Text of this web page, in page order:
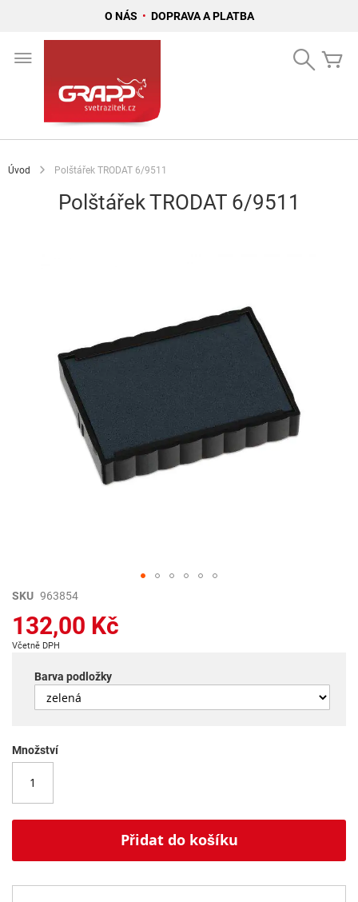
O NÁS • DOPRAVA A PLATBA
Search
Úvod Polštářek TRODAT 6/9511
Polštářek TRODAT 6/9511
Přeskočit
začátek
galerie
obrázky
SKU 963854
132,00 Kč
Včetně DPH
Barva podložky
Množství
Přidat do košíku